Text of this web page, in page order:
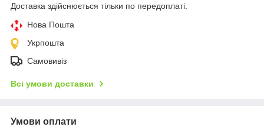
Доставка здійснюється тільки по передоплаті.
Нова Пошта
Укрпошта
Самовивіз
Всі умови доставки
Умови оплати